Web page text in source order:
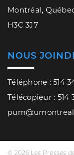
Montréal,
H3C 3J7
NOUS
Téléphone : 514
Télécopieur : 514
© 2026 Les Presses